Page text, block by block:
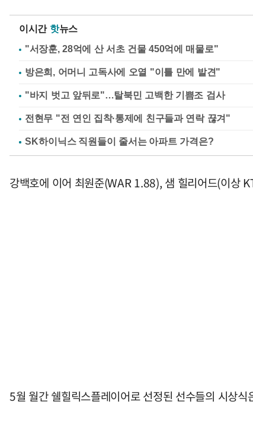
이시간 핫뉴스
"서장훈, 28억에 산 서초 건물 450억에 매물로"
방은희, 어머니 고독사에 오열 "이틀 만에 발견"
"바지 벗고 앞뒤로"…탈북민 고백한 기쁨조 검사
전현무 "전 연인 집착·통제에 친구들과 연락 끊겨"
강백호에 이어 최원준(WAR 1.88), 샘 힐리어드(이상
5월 월간 쉘힐릭스플레이어로 선정된 선수들의 시상